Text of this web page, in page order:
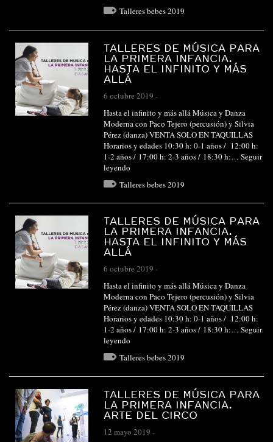
Talleres bebes 2019
TALLERES DE MÚSICA PARA
LA PRIMERA INFANCIA.
HASTA EL INFINITO Y MÁS
ALLÁ
6 octubre 2019 -
Hasta el infinito y más allá Música y Danza
Moderna con Paco Tejero (percusión) y Silvia
Pérez (danza) VENTA SOLO EN TAQUILLAS
Horarios y edades 10:30 h: 0-1 años / 12:00 h:
1-2 años / 17:00 h: 2-3 años / 18:30 h:… Seguir
leyendo
Talleres bebes 2019
TALLERES DE MÚSICA PARA
LA PRIMERA INFANCIA.
HASTA EL INFINITO Y MÁS
ALLÁ
6 octubre 2019 -
Hasta el infinito y más allá Música y Danza
Moderna con Paco Tejero (percusión) y Silvia
Pérez (danza) VENTA SOLO EN TAQUILLAS
Horarios y edades 10:30 h: 0-1 años / 12:00 h:
1-2 años / 17:00 h: 2-3 años / 18:30 h:… Seguir
leyendo
Talleres bebes 2019
TALLERES DE MÚSICA PARA
LA PRIMERA INFANCIA.
ARTE DEL CIRCO
12 mayo 2019 -